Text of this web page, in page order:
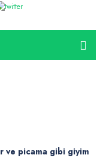
ve picama gibi giyim